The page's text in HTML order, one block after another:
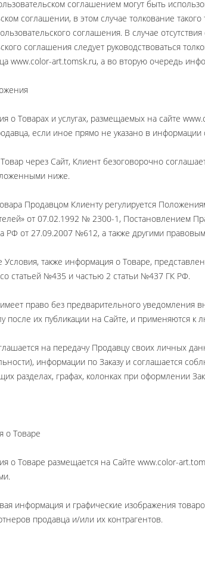
А4
Новинка
полароид (88х107 мм)
17.00 р.
В корзину В
соглашением могут быть
соглашении, в этом случае толкование
соглашения. В случае
соглашения следует руководствоваться
www.color-art.tomsk.ru, а во вторую очередь
о Товарах и услугах, размещаемых на сайте
если иное прямо не указано в информации
Товар через Сайт, Клиент безоговорочно
ниже.
Продавцом Клиенту регулируется
от 07.02.1992 № 2300-1, Постановлением
РФ от 27.09.2007 №612, а также другими
Условия, также информация о Товаре,
со статьей №435 и частью 2 статьи №437 ГК РФ.
право без предварительного уведомления
после их публикации на Сайте, и применяются к
на передачу Продавцу своих личных
информации по Заказу и соглашается
разделах, графах, колонках при оформлении
о Товаре
о Товаре размещается на Сайте www.color-
информация и графические изображения
продавца и/или их контрагентов.